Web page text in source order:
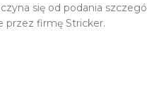
się od podania
przez firmę Stricker.